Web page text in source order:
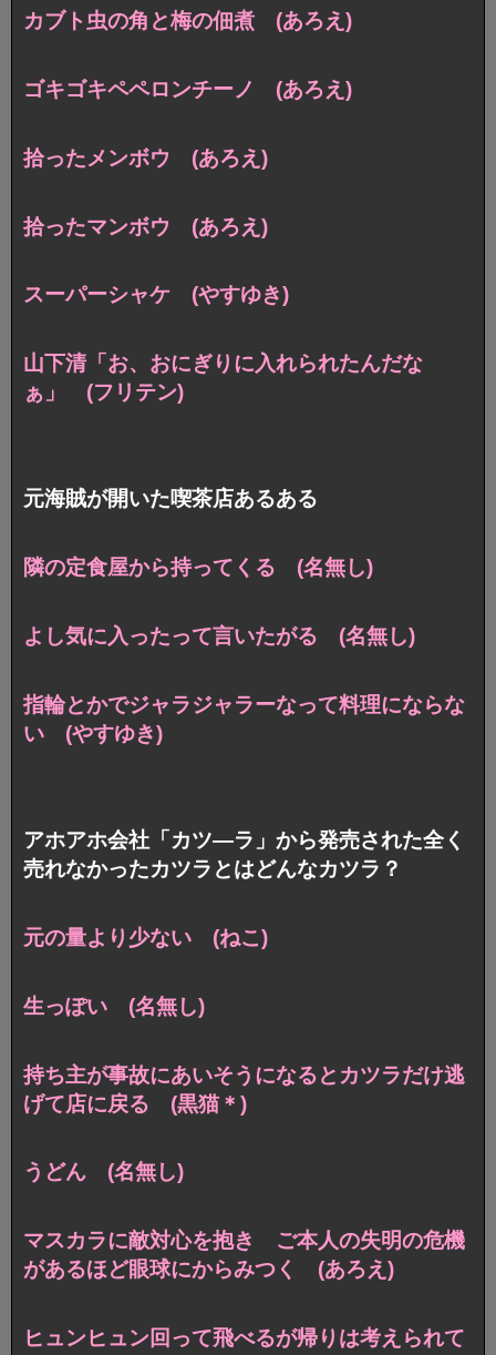
カブト虫の角と梅の佃煮 (あろえ)
ゴキゴキペペロンチーノ (あろえ)
拾ったメンボウ (あろえ)
拾ったマンボウ (あろえ)
スーパーシャケ (やすゆき)
山下清「お、おにぎりに入れられたんだな
ぁ」 (フリテン)
元海賊が開いた喫茶店あるある
隣の定食屋から持ってくる (名無し)
よし気に入ったって言いたがる (名無し)
指輪とかでジャラジャラーなって料理にならな
い (やすゆき)
アホアホ会社「カツ―ラ」から発売された全く
売れなかったカツラとはどんなカツラ？
元の量より少ない (ねこ)
生っぽい (名無し)
持ち主が事故にあいそうになるとカツラだけ逃
げて店に戻る (黒猫＊)
うどん (名無し)
マスカラに敵対心を抱き ご本人の失明の危機
があるほど眼球にからみつく (あろえ)
ヒュンヒュン回って飛べるが帰りは考えられて